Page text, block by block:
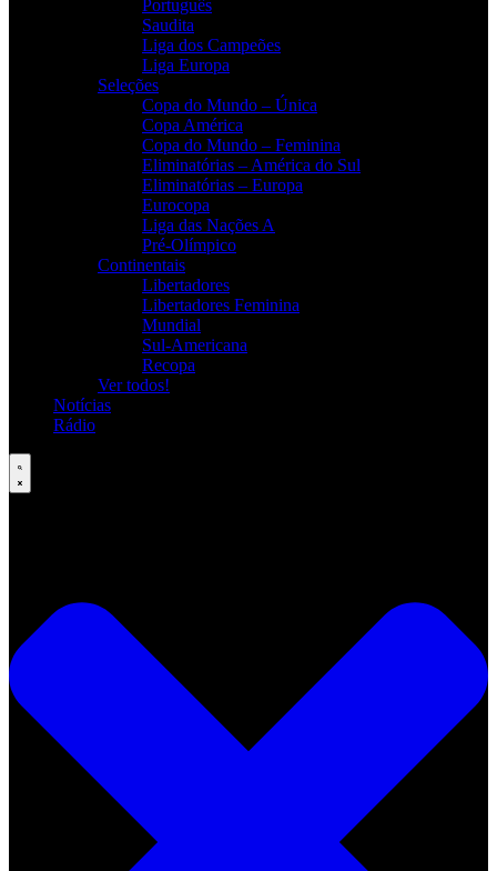
Português
Saudita
Liga dos Campeões
Liga Europa
Seleções
Copa do Mundo – Única
Copa América
Copa do Mundo – Feminina
Eliminatórias – América do Sul
Eliminatórias – Europa
Eurocopa
Liga das Nações A
Pré-Olímpico
Continentais
Libertadores
Libertadores Feminina
Mundial
Sul-Americana
Recopa
Ver todos!
Notícias
Rádio